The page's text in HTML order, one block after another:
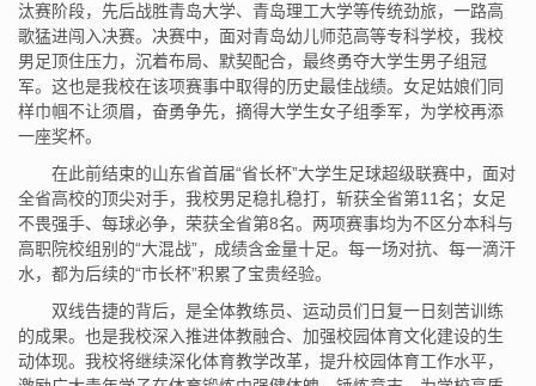
汰赛阶段，先后战胜青岛大学、青岛理工大学等传统劲旅，一路高
歌猛进闯入决赛。决赛中，面对青岛幼儿师范高等专科学校，我校
男足顶住压力，沉着布局、默契配合，最终勇夺大学生男子组冠
军。这也是我校在该项赛事中取得的历史最佳战绩。女足姑娘们同
样巾帼不让须眉，奋勇争先，摘得大学生女子组季军，为学校再添
一座奖杯。
在此前结束的山东省首届“省长杯”大学生足球超级联赛中，面对
全省高校的顶尖对手，我校男足稳扎稳打，斩获全省第11名；女足
不畏强手、每球必争，荣获全省第8名。两项赛事均为不区分本科与
高职院校组别的“大混战”，成绩含金量十足。每一场对抗、每一滴汗
水，都为后续的“市长杯”积累了宝贵经验。
双线告捷的背后，是全体教练员、运动员们日复一日刻苦训练
的成果。也是我校深入推进体教融合、加强校园体育文化建设的生
动体现。我校将继续深化体育教学改革，提升校园体育工作水平，